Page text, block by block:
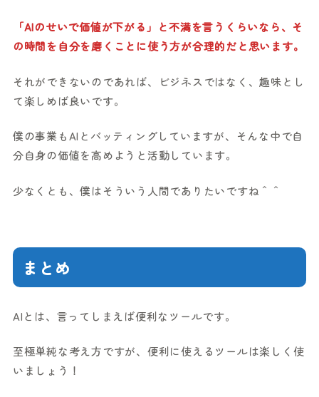
「AIのせいで価値が下がる」と不満を言うくらいなら、そ
の時間を自分を磨くことに使う方が合理的だと思います。
それができないのであれば、ビジネスではなく、趣味とし
て楽しめば良いです。
僕の事業もAIとバッティングしていますが、そんな中で自
分自身の価値を高めようと活動しています。
少なくとも、僕はそういう人間でありたいですね＾＾
まとめ
AIとは、言ってしまえば便利なツールです。
至極単純な考え方ですが、便利に使えるツールは楽しく使
いましょう！